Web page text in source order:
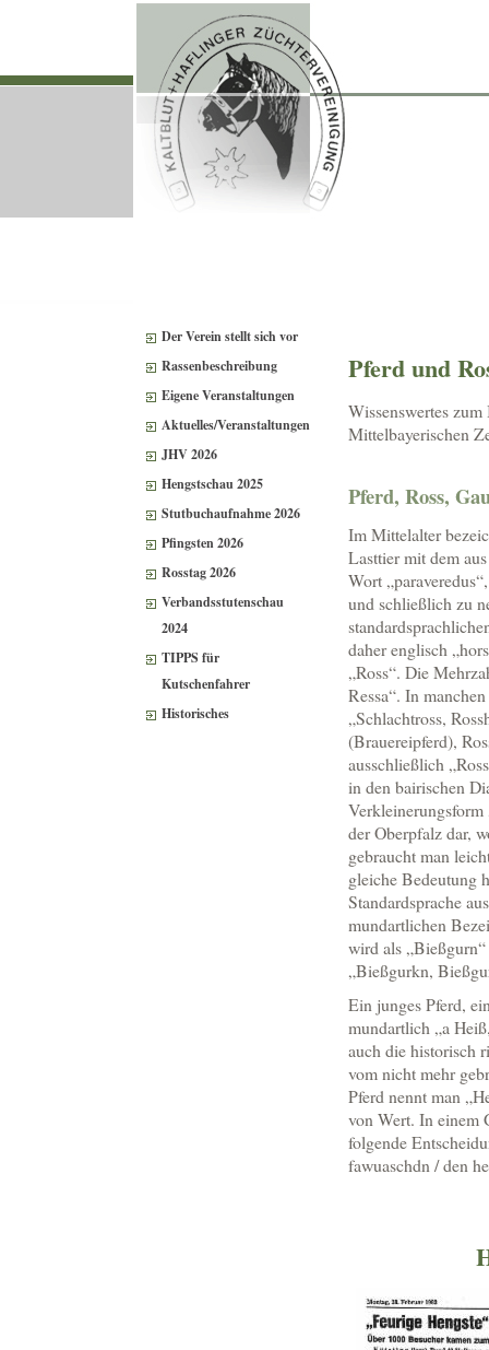
Der Verein stellt sich vor
Rassenbeschreibung
Eigene Veranstaltungen
Aktuelles/Veranstaltungen
JHV 2026
Hengstschau 2025
Stutbuchaufnahme 2026
Pfingsten 2026
Rosstag 2026
Verbandsstutenschau
2024
TIPPS für
Kutschenfahrer
Historisches
Pferd und
Wissenswertes
Mittelbayerischen
Pferd, Ross,
Im Mittelalter
Lasttier mit dem
Wort
und schließlich zu
daher englisch
„Ross“. Die
Ressa“. In
„Schlachtross,
(Brauereipferd),
ausschließlich
in den bairischen
Verkleinerungsform
der Oberpfalz dar,
gebraucht man
gleiche Bedeutung
Standardsprache
mundartlichen
wird als
„Bießgurkn,
Ein junges Pferd,
mundartlich „a
auch die historisch
vom nicht mehr
Pferd nennt man
von Wert. In einem
folgende
fawuaschdn / den